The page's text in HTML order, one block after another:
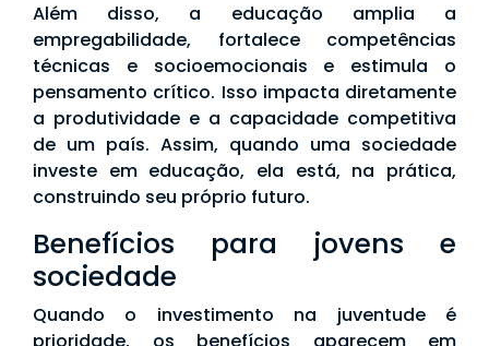
Além disso, a educação amplia a
empregabilidade, fortalece competências
técnicas e socioemocionais e estimula o
pensamento crítico. Isso impacta diretamente
a produtividade e a capacidade competitiva
de um país. Assim, quando uma sociedade
investe em educação, ela está, na prática,
construindo seu próprio futuro.
Benefícios para jovens e
sociedade
Quando o investimento na juventude é